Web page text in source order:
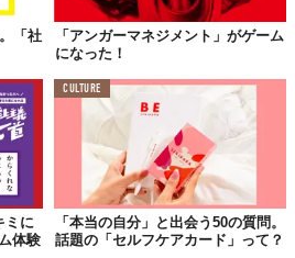
「社
「アンガーマネジメント」がゲーム
になった！
ミに
体験
CULTURE
「本当の自分」と出会う50の質問。
話題の「セルフケアカード」って？